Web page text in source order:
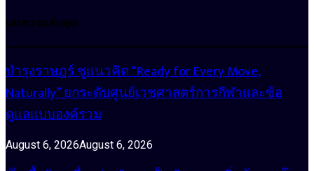
บทความล่าสุด
บำรุงราษฎร์ ชูแนวคิด “Ready for Every Move,
Naturally” ยกระดับศูนย์เวชศาสตร์การกีฬาและข้อ
ดูแลแบบองค์รวม
August 6, 2026August 6, 2026